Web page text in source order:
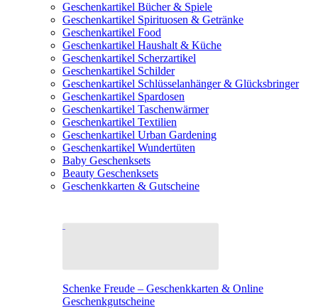
Geschenkartikel Bücher & Spiele
Geschenkartikel Spirituosen & Getränke
Geschenkartikel Food
Geschenkartikel Haushalt & Küche
Geschenkartikel Scherzartikel
Geschenkartikel Schilder
Geschenkartikel Schlüsselanhänger & Glücksbringer
Geschenkartikel Spardosen
Geschenkartikel Taschenwärmer
Geschenkartikel Textilien
Geschenkartikel Urban Gardening
Geschenkartikel Wundertüten
Baby Geschenksets
Beauty Geschenksets
Geschenkkarten & Gutscheine
Schenke Freude – Geschenkkarten & Online
Geschenkgutscheine